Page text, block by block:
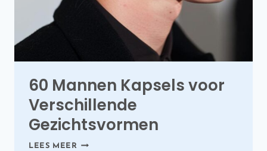
60 Mannen Kapsels voor
Verschillende
Gezichtsvormen
LEES MEER 60